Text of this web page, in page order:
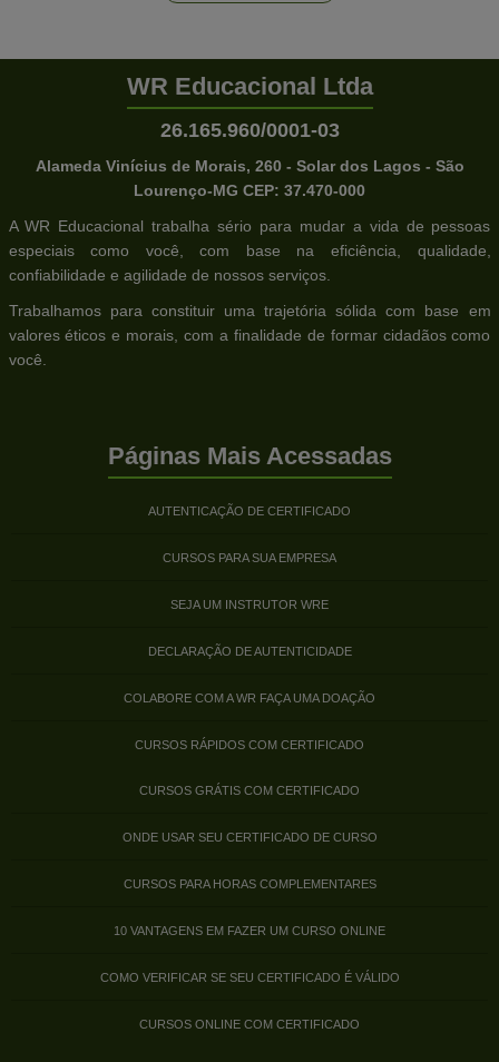
WR Educacional Ltda
26.165.960/0001-03
Alameda Vinícius de Morais, 260 - Solar dos Lagos - São
Lourenço-MG CEP: 37.470-000
A WR Educacional trabalha sério para mudar a vida de pessoas
especiais como você, com base na eficiência, qualidade,
confiabilidade e agilidade de nossos serviços.
Trabalhamos para constituir uma trajetória sólida com base em
valores éticos e morais, com a finalidade de formar cidadãos como
você.
Páginas Mais Acessadas
AUTENTICAÇÃO DE CERTIFICADO
CURSOS PARA SUA EMPRESA
SEJA UM INSTRUTOR WRE
DECLARAÇÃO DE AUTENTICIDADE
COLABORE COM A WR FAÇA UMA DOAÇÃO
CURSOS RÁPIDOS COM CERTIFICADO
CURSOS GRÁTIS COM CERTIFICADO
ONDE USAR SEU CERTIFICADO DE CURSO
CURSOS PARA HORAS COMPLEMENTARES
10 VANTAGENS EM FAZER UM CURSO ONLINE
COMO VERIFICAR SE SEU CERTIFICADO É VÁLIDO
CURSOS ONLINE COM CERTIFICADO